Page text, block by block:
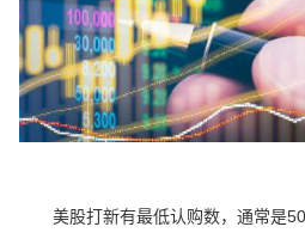
美股打新有最低认购数，通常是50